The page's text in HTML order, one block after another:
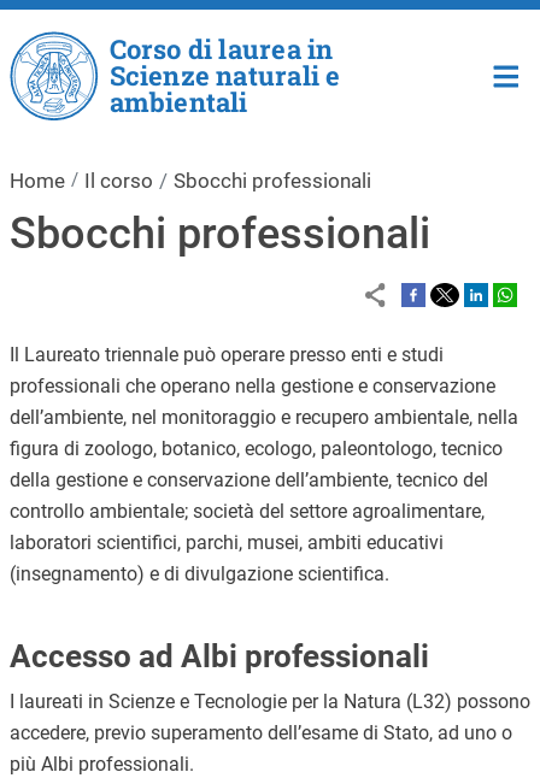
Salta al contenuto principale
Corso di laurea in
Scienze naturali e
ambientali
Home Il corso Sbocchi professionali
Sbocchi professionali
Il Laureato triennale può operare presso enti e studi
professionali che operano nella gestione e conservazione
dell’ambiente, nel monitoraggio e recupero ambientale, nella
figura di zoologo, botanico, ecologo, paleontologo, tecnico
della gestione e conservazione dell’ambiente, tecnico del
controllo ambientale; società del settore agroalimentare,
laboratori scientifici, parchi, musei, ambiti educativi
(insegnamento) e di divulgazione scientifica.
Accesso ad Albi professionali
I laureati in Scienze e Tecnologie per la Natura (L32) possono
accedere, previo superamento dell’esame di Stato, ad uno o
più Albi professionali.